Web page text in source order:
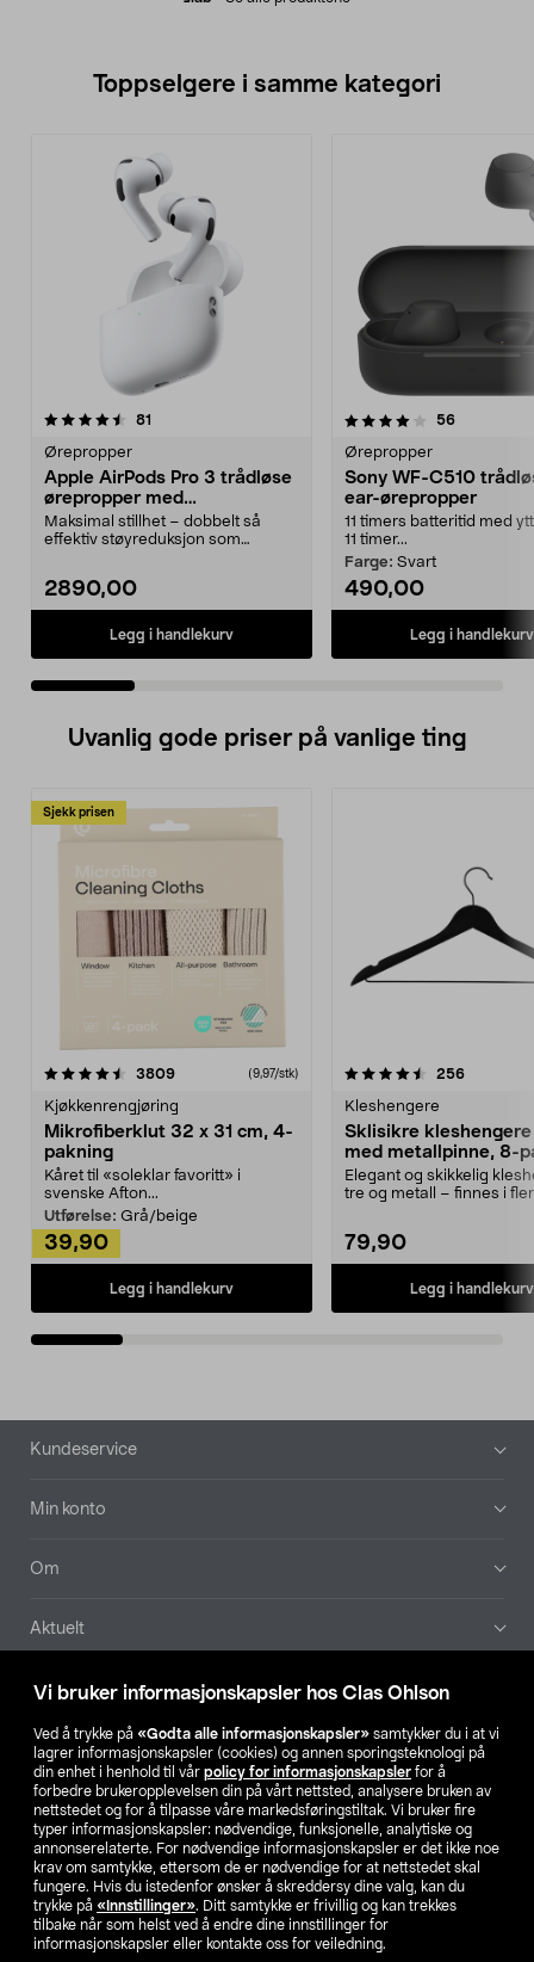
Vi bruker informasjonskapsler hos Clas Ohlson
Ved å trykke på «Godta alle informasjonskapsler» samtykker du i at vi
lagrer informasjonskapsler (cookies) og annen sporingsteknologi på
din enhet i henhold til vår policy for informasjonskapsler for å
forbedre brukeropplevelsen din på vårt nettsted, analysere bruken av
nettstedet og for å tilpasse våre markedsføringstiltak. Vi bruker fire
typer informasjonskapsler: nødvendige, funksjonelle, analytiske og
annonserelaterte. For nødvendige informasjonskapsler er det ikke noe
krav om samtykke, ettersom de er nødvendige for at nettstedet skal
fungere. Hvis du istedenfor ønsker å skreddersy dine valg, kan du
trykke på «Innstillinger». Ditt samtykke er frivillig og kan trekkes
tilbake når som helst ved å endre dine innstillinger for
informasjonskapsler eller kontakte oss for veiledning.
Toppselgere i samme kategori
81
Ørepropper
Apple AirPods Pro 3 trådløse
ørepropper med
støyreduksjon
Maksimal stillhet – dobbelt så
effektiv støyreduksjon som
2890,00
Legg i handlekurv
4.0 av 5 stjerner 56
Ørepropper
Sony WF-C510
ear-ørepropper
11 timers batteritid med
11 timer...
Farge: Svart
490,00
Legg i handlekurv
4.5 av 5 stjerner
Uvanlig gode priser på vanlige ting
Sjekk prisen
3809anmeldelser(9,97/stk)
Kjøkkenrengjøring
Mikrofiberklut 32 x 31 cm, 4-
pakning
Kåret til «soleklar favoritt» i
svenske Afton...
Utførelse: Grå/beige
39,90
Legg i handlekurv
4.5av 5 stjerner 256
Kleshengere
Sklisikre
med metallpinne, 8-
Elegant og skikkelig
tre og metall – finnes i
79,90
Legg i handlekurv
4.5av 5 stjerner
Bunntekst
Kundeservice
Min konto
Om
Aktuelt
Våre selskaper
Finn din butikk
SE NO FI